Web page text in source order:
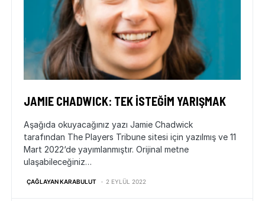
JAMIE CHADWICK: TEK İSTEĞİM YARIŞMAK
Aşağıda okuyacağınız yazı Jamie Chadwick
tarafından The Players Tribune sitesi için yazılmış ve 11
Mart 2022‘de yayımlanmıştır. Orijinal metne
ulaşabileceğiniz…
ÇAĞLAYAN KARABULUT 2 EYLÜL 2022